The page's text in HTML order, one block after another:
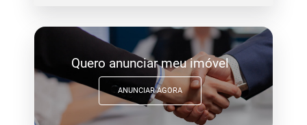
Quero anunciar meu imóvel
ANUNCIAR AGORA